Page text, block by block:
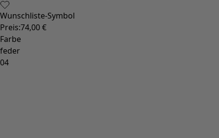
Wunschliste-Symbol
Preis:74,00 €
Farbe
feder
04